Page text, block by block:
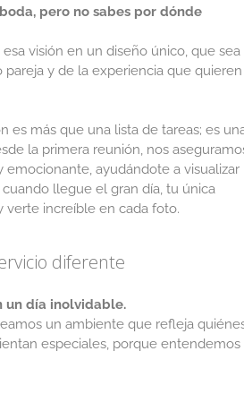
pero no sabes por dónde
visión en un diseño único, que sea
y de la experiencia que quieren
es más que una lista de tareas; es
la primera reunión, nos
emocionante, ayudándote a visualizar
llegue el gran día, tu única
verte increíble en cada foto.
diferente
un día inolvidable.
un ambiente que refleja
especiales, porque